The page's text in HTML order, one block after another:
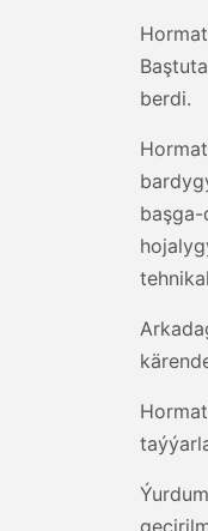
berdi.